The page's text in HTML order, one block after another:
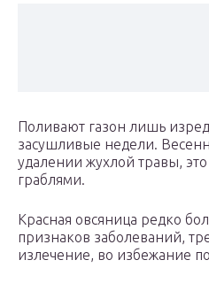
Поливают газон лишь
засушливые недели.
удалении жухлой травы,
граблями.
Красная овсяница редко
признаков заболеваний,
излечение, во избежание